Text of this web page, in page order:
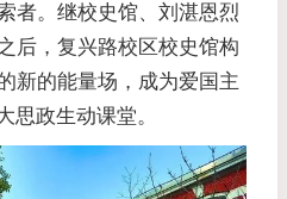
者。继校史馆、刘湛恩烈
后，复兴路校区校史馆构
新的能量场，成为爱国主
思政生动课堂。